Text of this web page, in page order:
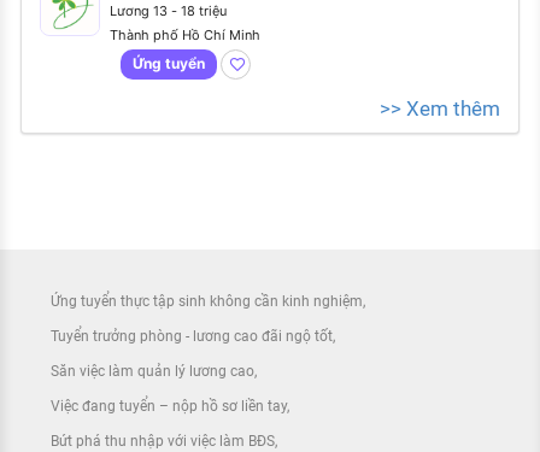
Lương 13 - 18 triệu
Thành phố Hồ Chí Minh
Ứng tuyển
>> Xem thêm
Ứng tuyển thực tập sinh không cần kinh nghiệm
Tuyển trưởng phòng - lương cao đãi ngộ tốt
Săn việc làm quản lý lương cao
Việc đang tuyển – nộp hồ sơ liền tay
Bứt phá thu nhập với việc làm BĐS